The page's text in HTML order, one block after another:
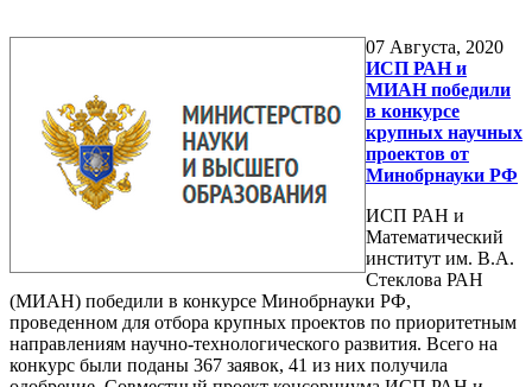
07 Августа, 2020
ИСП РАН и
МИАН победили
в конкурсе
крупных научных
проектов от
Минобрнауки РФ
ИСП РАН и
Математический
институт им. В.А.
Стеклова РАН
(МИАН) победили в конкурсе Минобрнауки РФ,
проведенном для отбора крупных проектов по приоритетным
направлениям научно-технологического развития. Всего на
конкурс были поданы 367 заявок, 41 из них получила